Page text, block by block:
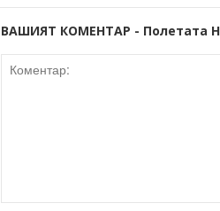
ВАШИЯТ КОМЕНТАР - Полетата